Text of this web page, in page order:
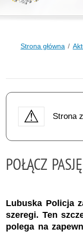
Strona główna
Strona
POŁĄCZ
Lubuska Policja
szeregi. Ten
polega na